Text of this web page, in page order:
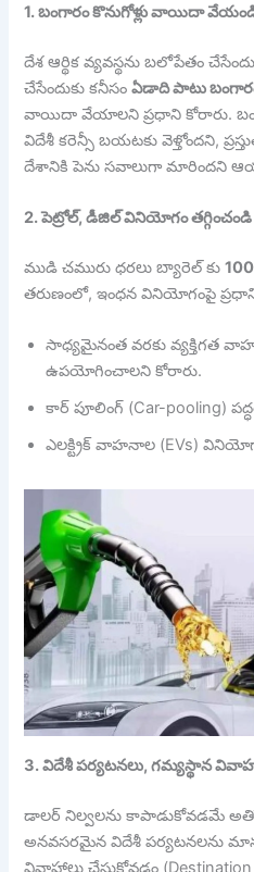
1. బంగారం కొనుగోళ్లు వాయిదా
దేశ ఆర్థిక వ్యవస్థను బలోపేతం
చేసేందుకు కనీసంఏడాది పాటు బంగారం
వాయిదా వేయాలని ప్రధాని కోరారు.
విదేశీ కరెన్సీ బయటకు వెళ్తోందని,
దేశానికి పెను సవాలుగా మారిందని
2. పెట్రోల్, డీజిల్ వినియోగం తగ్గించండి
ముడి చమురు ధరలు బ్యారెల్ కు
తరుణంలో, ఇంధన వినియోగంపై
సాధ్యమైనంత వరకు వ్యక్తిగత
ఉపయోగించాలని కోరారు.
కార్ పూలింగ్ (Car-pooling)
ఎలక్ట్రిక్ వాహనాల (EVs)
3. విదేశీ పర్యటనలు, గమ్యస్థాన
డాలర్ నిల్వలను కాపాడుకోవడమే
అనవసరమైన విదేశీ పర్యటనలను
వివాహాలు చేసుకోవడం